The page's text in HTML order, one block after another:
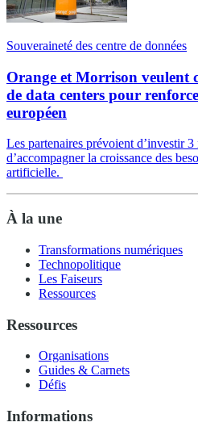
Souveraineté des centre de données
Orange et Morrison veulent
de data centers pour
européen
Les partenaires prévoient d’investir
d’accompagner la croissance des
artificielle.
À la une
Transformations numériques
Technopolitique
Les Faiseurs
Ressources
Ressources
Organisations
Guides & Carnets
Défis
Informations